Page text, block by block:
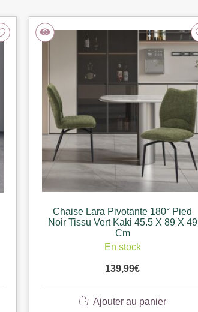
Chaise Lara Pivotante 180° Pied
Noir Tissu Vert Kaki 45.5 X 89 X 49
Cm
En stock
139,99€
Ajouter au panier